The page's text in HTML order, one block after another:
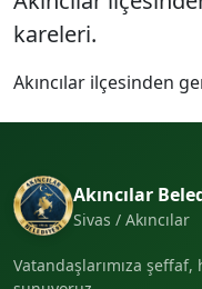
kareleri.
Akıncılar ilçesinden
Akıncılar
Sivas / Akıncılar
Vatandaşlarımıza